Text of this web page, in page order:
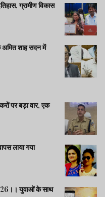
ग्रामीण विकास
अमित शाह सदन में
पर बड़ा वार, एक
लाया गया
युवाओं के साथ